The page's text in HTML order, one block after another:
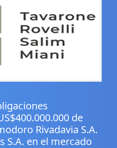
de
Rivadavia S.A.
S.A. en el mercado